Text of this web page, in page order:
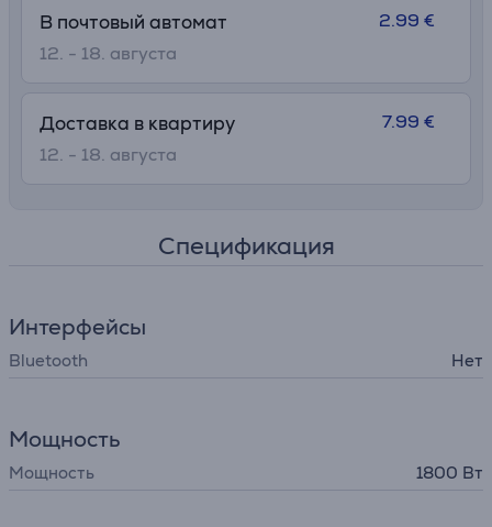
В почтовый автомат
12. - 18. августа
2.99 €
Доставка в квартиру
12. - 18. августа
7.99 €
Спецификация
Интерфейсы
Bluetooth Нет
Мощность
Мощность 1800 Вт